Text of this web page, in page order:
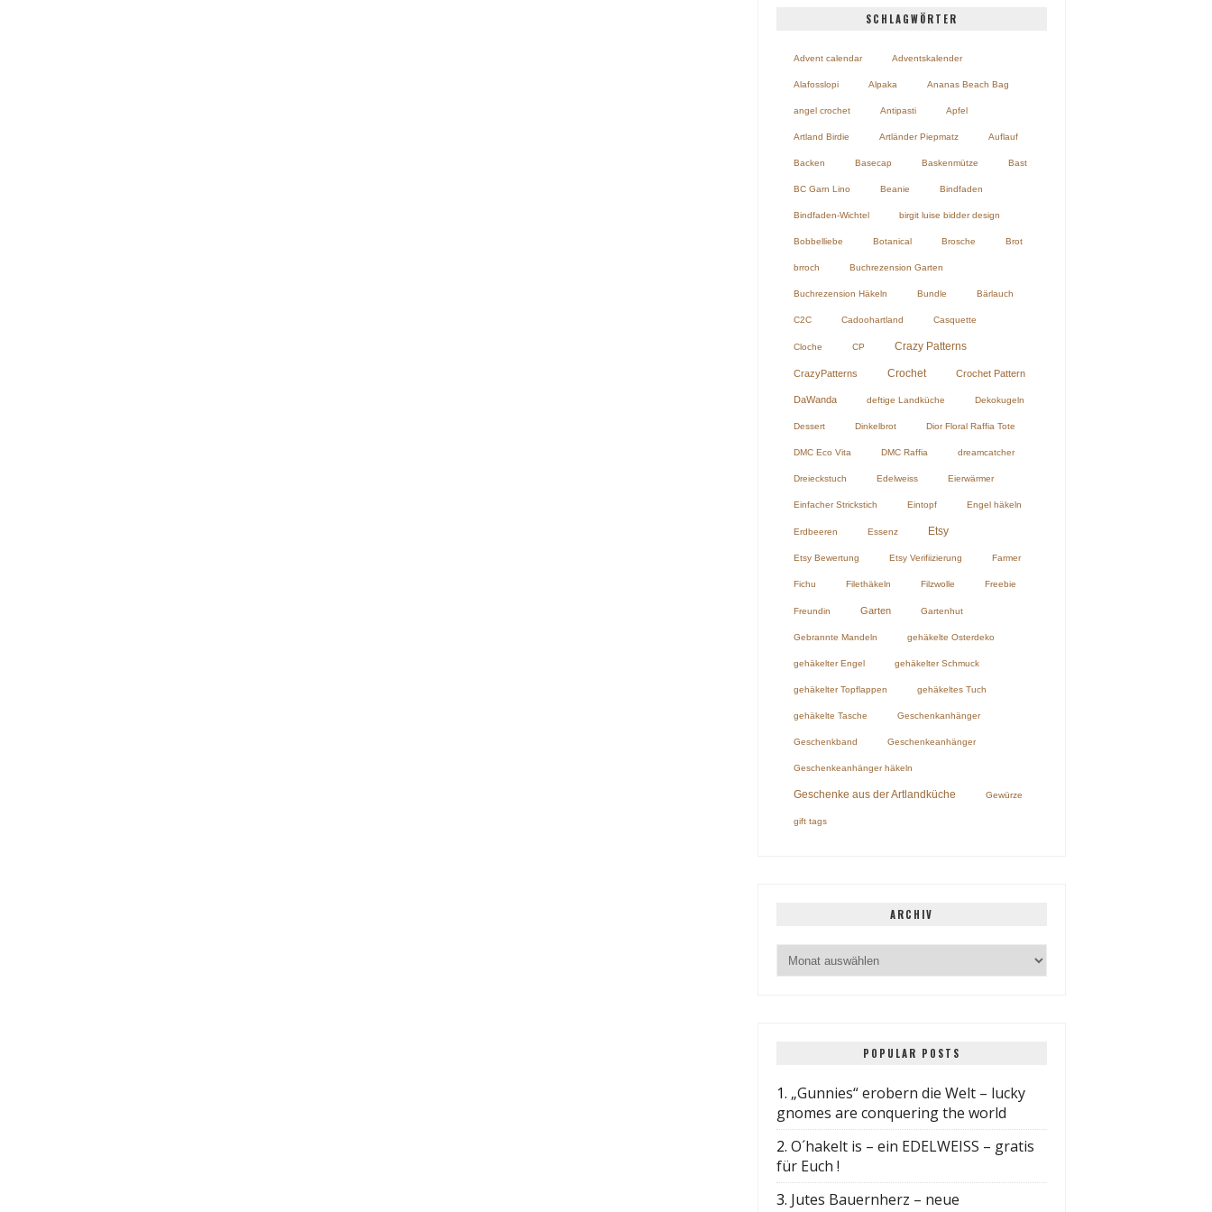
SCHLAGWÖRTER
Advent calendar Adventskalender
Alafosslopi Alpaka Ananas Beach Bag
angel crochet Antipasti Apfel
Artland Birdie Artländer Piepmatz Auflauf
Backen Basecap Baskenmütze Bast
BC Garn Lino Beanie Bindfaden
Bindfaden-Wichtel birgit luise bidder design
Bobbelliebe Botanical Brosche Brot
brroch Buchrezension Garten
Buchrezension Häkeln Bundle Bärlauch
C2C Cadoohartland Casquette
Cloche CP Crazy Patterns
CrazyPatterns Crochet Crochet Pattern
DaWanda deftige Landküche Dekokugeln
Dessert Dinkelbrot Dior Floral Raffia Tote
DMC Eco Vita DMC Raffia dreamcatcher
Dreieckstuch Edelweiss Eierwärmer
Einfacher Strickstich Eintopf Engel häkeln
Erdbeeren Essenz Etsy
Etsy Bewertung Etsy Verifiizierung Farmer
Fichu Filethäkeln Filzwolle Freebie
Freundin Garten Gartenhut
Gebrannte Mandeln gehäkelte Osterdeko
gehäkelter Engel gehäkelter Schmuck
gehäkelter Topflappen gehäkeltes Tuch
gehäkelte Tasche Geschenkanhänger
Geschenkband Geschenkeanhänger
Geschenkeanhänger häkeln
Geschenke aus der Artlandküche Gewürze
gift tags
ARCHIV
POPULAR POSTS
1. „Gunnies“ erobern die Welt – lucky
gnomes are conquering the world
2. O´hakelt is – ein EDELWEISS – gratis
für Euch !
3. Jutes Bauernherz – neue